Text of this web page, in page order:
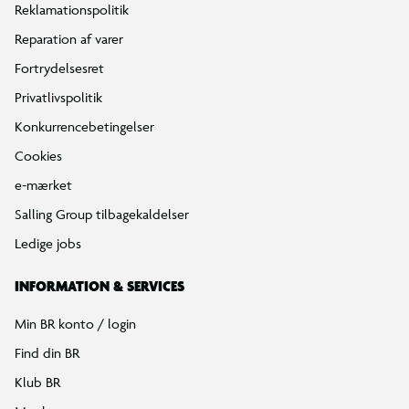
Reklamationspolitik
Reparation af varer
Fortrydelsesret
Privatlivspolitik
Konkurrencebetingelser
Cookies
e-mærket
Salling Group tilbagekaldelser
Ledige jobs
INFORMATION & SERVICES
Min BR konto / login
Find din BR
Klub BR